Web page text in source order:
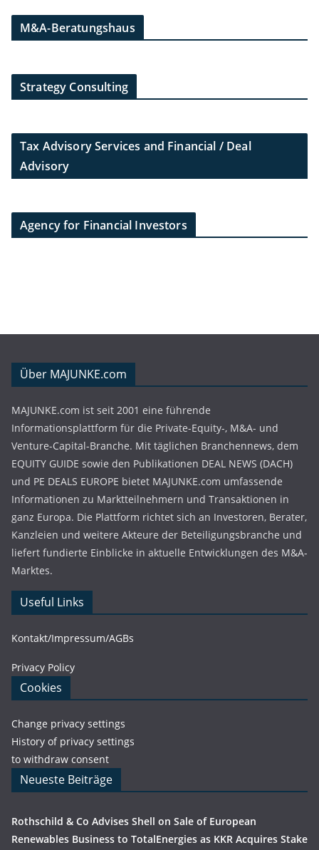
M&A-Beratungshaus
Strategy Consulting
Tax Advisory Services and Financial / Deal
Advisory
Agency for Financial Investors
Über MAJUNKE.com
MAJUNKE.com ist seit 2001 eine führende
Informationsplattform für die Private-Equity-, M&A- und
Venture-Capital-Branche. Mit täglichen Branchennews, dem
EQUITY GUIDE sowie den Publikationen DEAL NEWS (DACH)
und PE DEALS EUROPE bietet MAJUNKE.com umfassende
Informationen zu Marktteilnehmern und Transaktionen in
ganz Europa. Die Plattform richtet sich an Investoren, Berater,
Kanzleien und weitere Akteure der Beteiligungsbranche und
liefert fundierte Einblicke in aktuelle Entwicklungen des M&A-
Marktes.
Useful Links
Kontakt/Impressum/AGBs
Privacy Policy
Cookies
Change privacy settings
History of privacy settings
to withdraw consent
Neueste Beiträge
Rothschild & Co Advises Shell on Sale of European
Renewables Business to TotalEnergies as KKR Acquires Stake